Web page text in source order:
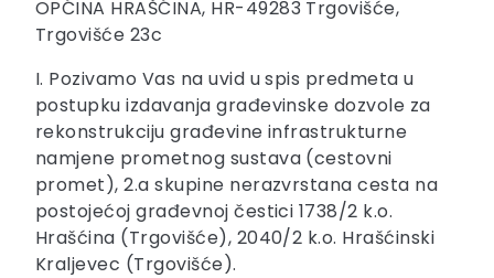
OPĆINA HRAŠĆINA, HR-49283 Trgovišće,
Trgovišće 23c
I. Pozivamo Vas na uvid u spis predmeta u
postupku izdavanja građevinske dozvole za
rekonstrukciju građevine infrastrukturne
namjene prometnog sustava (cestovni
promet), 2.a skupine nerazvrstana cesta na
postojećoj građevnoj čestici 1738/2 k.o.
Hrašćina (Trgovišće), 2040/2 k.o. Hrašćinski
Kraljevec (Trgovišće).